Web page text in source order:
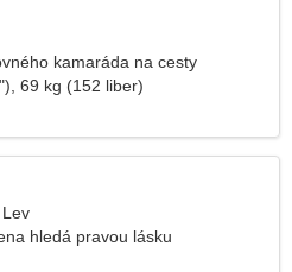
kamaráda na cesty
69 kg (152 liber)
hledá pravou lásku